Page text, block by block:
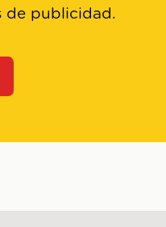
de publicidad.